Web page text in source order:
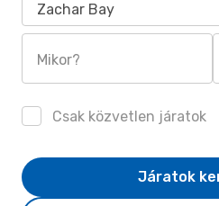
Zachar Bay
Mikor?
Csak közvetlen járatok
Járatok